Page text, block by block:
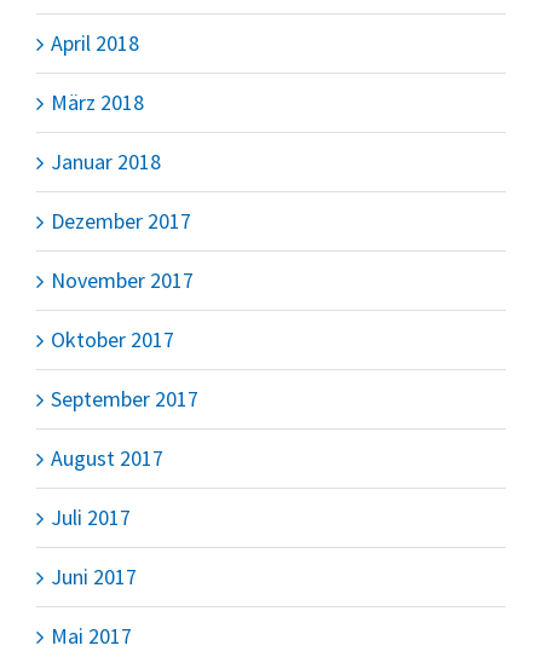
April 2018
März 2018
Januar 2018
Dezember 2017
November 2017
Oktober 2017
September 2017
August 2017
Juli 2017
Juni 2017
Mai 2017